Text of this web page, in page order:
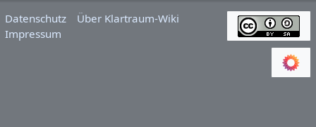
Datenschutz
Über Klartraum-Wiki
Impressum